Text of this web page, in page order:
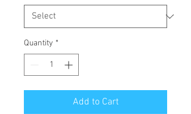
Quantity *
Add to Cart